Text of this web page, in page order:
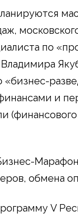
по
Владимира
«бизнес-
и
обмена
V